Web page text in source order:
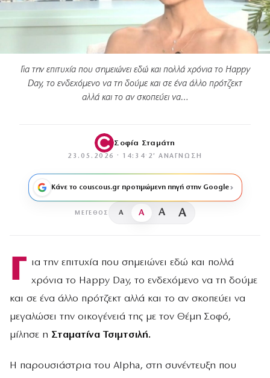
Για την επιτυχία που σημειώνει εδώ και πολλά χρόνια το Happy
Day, το ενδεχόμενο να τη δούμε και σε ένα άλλο πρότζεκτ
αλλά και το αν σκοπεύει να…
Σοφία Σταμάτη
23.05.2026 · 14:34· 2′ ΑΝΆΓΝΩΣΗ
Κάνε το couscous.gr προτιμώμενη πηγή στην Google
ΜΈΓΕΘΟΣ A A A A
Γ ια την επιτυχία που σημειώνει εδώ και πολλά
χρόνια το Happy Day, το ενδεχόμενο να τη δούμε
και σε ένα άλλο πρότζεκτ αλλά και το αν σκοπεύει να
μεγαλώσει την οικογένειά της με τον Θέμη Σοφό,
μίλησε η Σταματίνα Τσιμτσιλή.
Η παρουσιάστρια του Alpha, στη συνέντευξη που